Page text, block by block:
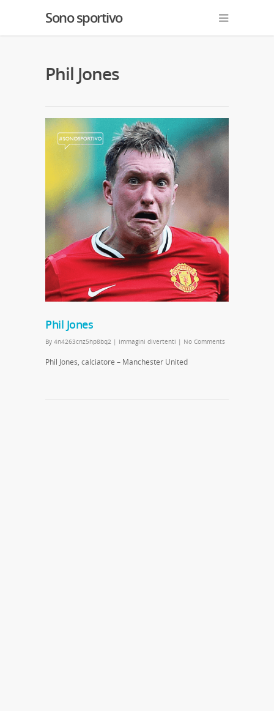
Sono sportivo
Phil Jones
Phil Jones
By 4n4263cnz5hp8bq2 | Immagini divertenti | No Comments
Phil Jones, calciatore – Manchester United